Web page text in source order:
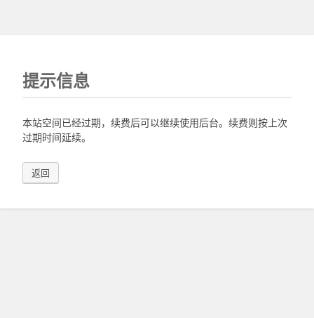
提示信息
本站空间已经过期，续费后可以继续使用后台。续费则按上次
过期时间延续。
返回